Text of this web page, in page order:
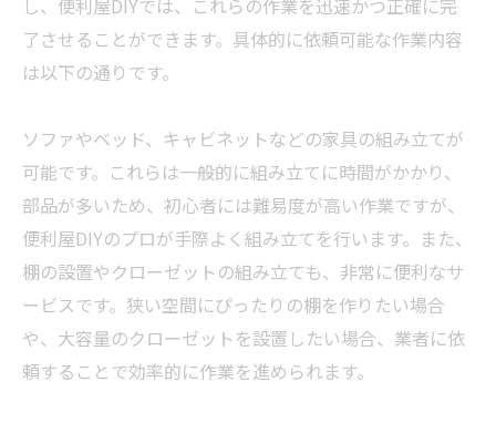
し、便利屋DIYでは、これらの作業を迅速かつ正確に完
了させることができます。具体的に依頼可能な作業内容
は以下の通りです。
ソファやベッド、キャビネットなどの家具の組み立てが
可能です。これらは一般的に組み立てに時間がかかり、
部品が多いため、初心者には難易度が高い作業ですが、
便利屋DIYのプロが手際よく組み立てを行います。また、
棚の設置やクローゼットの組み立ても、非常に便利なサ
ービスです。狭い空間にぴったりの棚を作りたい場合
や、大容量のクローゼットを設置したい場合、 業者に依
頼することで効率的に作業を進められます。